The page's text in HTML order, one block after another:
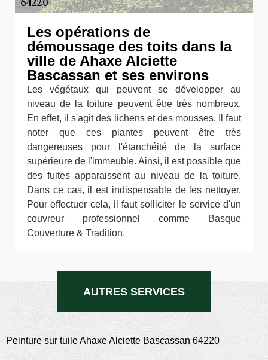
Les opérations de
démoussage des toits dans la
ville de Ahaxe Alciette
Bascassan et ses environs
Les végétaux qui peuvent se développer au
niveau de la toiture peuvent être très nombreux.
En effet, il s'agit des lichens et des mousses. Il faut
noter que ces plantes peuvent être très
dangereuses pour l'étanchéité de la surface
supérieure de l'immeuble. Ainsi, il est possible que
des fuites apparaissent au niveau de la toiture.
Dans ce cas, il est indispensable de les nettoyer.
Pour effectuer cela, il faut solliciter le service d'un
couvreur professionnel comme Basque
Couverture & Tradition.
AUTRES SERVICES
Peinture sur tuile Ahaxe Alciette Bascassan 64220